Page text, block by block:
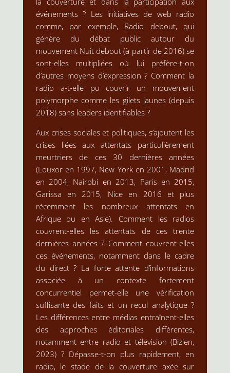
événements ? Les initiatives de web radio
comme, par exemple, Radio debout, qui
génère du débat public autour du
mouvement Nuit debout (à partir de 2016) se
sont-elles multipliées où lui préfère-t-on
d’autres moyens d’expression ? Comment la
radio a-t-elle pu couvrir un mouvement
polymorphe comme les gilets jaunes (depuis
2018) sans leaders identifiables ?
Aux crises sociales et politiques, s’ajoutent les
crises liées aux attentats particulièrement
meurtriers de ces 30 dernières années
(Louxor en 1997, New York en 2001, Madrid
en 2004, Nairobi en 2013, Paris en 2015,
Garissa en 2015, Nice en 2016 et plus
récemment les nombreux attentats en
Afrique ou en Asie). Comment les radios
couvrent-elles les attentats de ces trente
dernières années ? Comment couvrent-elles
ces événements, notamment dans le cadre
du direct ? La forte attente d’informations
associée à un contexte fortement
concurrentiel permet-elle une vérification
suffisante des faits et un recul analytique ?
Les différences entre médias entraînent-elles
des approches éditoriales différentes,
notamment entre radio et télévision (Bizien,
2023) ? Dépasse-t-on plus rapidement, en
radio, le stade de la couverture axée sur